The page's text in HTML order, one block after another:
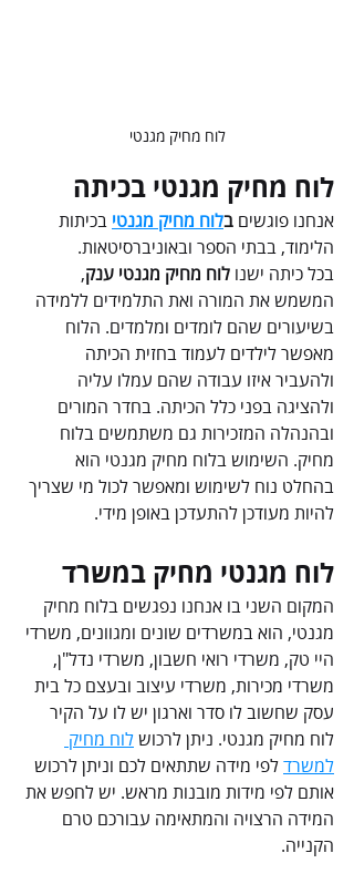
לוח מחיק מגנטי
לוח מחיק מגנטי בכיתה
אנחנו פוגשים בלוח מחיק מגנטי בכיתות
הלימוד, בבתי הספר ובאוניברסיטאות.
בכל כיתה ישנו לוח מחיק מגנטי ענק,
המשמש את המורה ואת התלמידים ללמידה
בשיעורים שהם לומדים ומלמדים. הלוח
מאפשר לילדים לעמוד בחזית הכיתה
ולהעביר איזו עבודה שהם עמלו עליה
ולהציגה בפני כלל הכיתה. בחדר המורים
ובהנהלה המזכירות גם משתמשים בלוח
מחיק. השימוש בלוח מחיק מגנטי הוא
בהחלט נוח לשימוש ומאפשר לכול מי שצריך
להיות מעודכן להתעדכן באופן מידי.
לוח מגנטי מחיק במשרד
המקום השני בו אנחנו נפגשים בלוח מחיק
מגנטי, הוא במשרדים שונים ומגוונים, משרדי
היי טק, משרדי רואי חשבון, משרדי נדל"ן,
משרדי מכירות, משרדי עיצוב ובעצם כל בית
עסק שחשוב לו סדר וארגון יש לו על הקיר
לוח מחיק מגנטי. ניתן לרכוש לוח מחיק
למשרד לפי מידה שתתאים לכם וניתן לרכוש
אותם לפי מידות מובנות מראש. יש לחפש את
המידה הרצויה והמתאימה עבורכם טרם
הקנייה.